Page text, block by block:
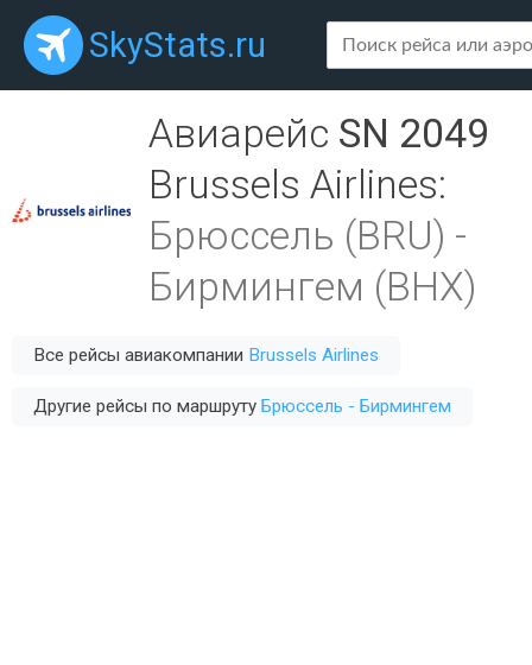
SkyStats.ru
Авиарейс SN 2049
Brussels Airlines:
Брюссель (BRU) -
Бирмингем (BHX)
Все рейсы авиакомпании Brussels Airlines
Другие рейсы по маршруту Брюссель - Бирмингем